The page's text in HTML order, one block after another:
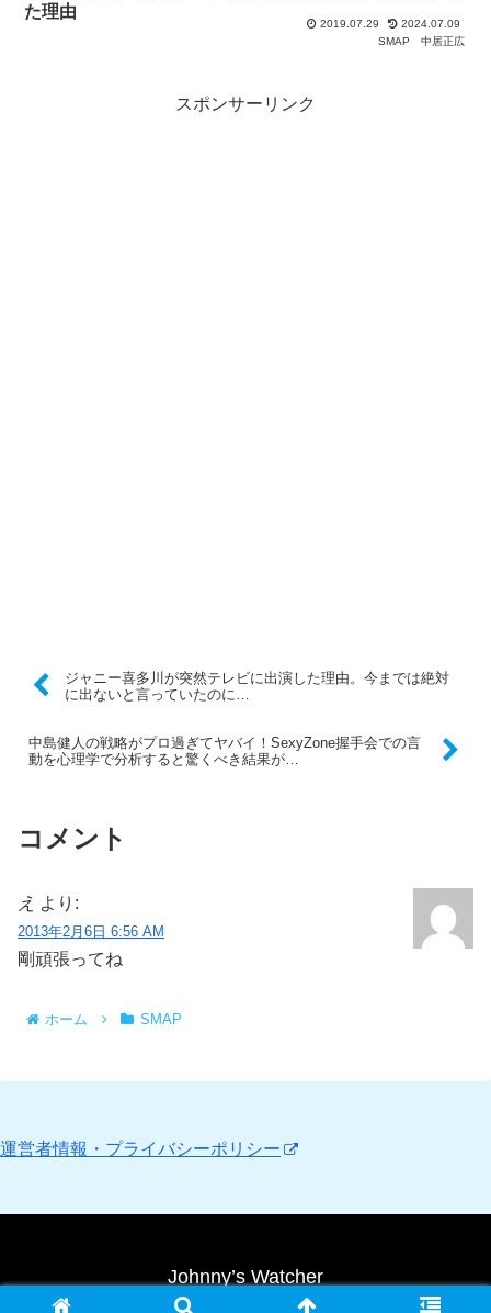
た理由
2019.07.29
2024.07.09
SMAP
中居正広
スポンサーリンク
ジャニー喜多川が突然テレビに出演した理由。今までは絶対
に出ないと言っていたのに…
中島健人の戦略がプロ過ぎてヤバイ！SexyZone握手会での言
動を心理学で分析すると驚くべき結果が…
コメント
え より:
2013年2月6日 6:56 AM
剛頑張ってね
ホーム SMAP
運営者情報・プライバシーポリシー
Johnny’s Watcher
Copyright © 2010 Johnny’s Watcher All Rights Reserved.